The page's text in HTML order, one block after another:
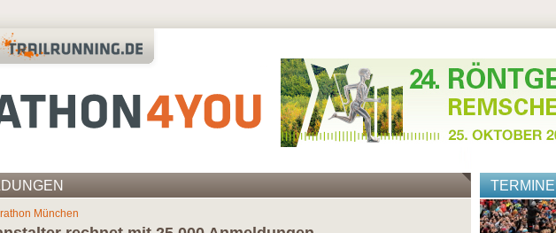
München
TERMINE